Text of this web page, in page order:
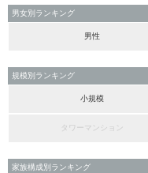
男女別ランキング
男性
規模別ランキング
小規模
タワーマンション
家族構成別ランキング